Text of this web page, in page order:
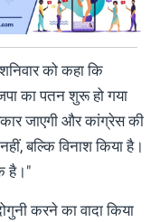
को कहा कि
का पतन शुरू हो गया
जाएगी और कांग्रेस की
बल्कि विनाश किया है।
है।"
करने का वादा किया